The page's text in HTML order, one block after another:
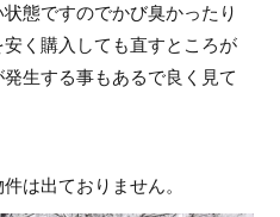
態ですのでかび臭かったり
く購入しても直すところが
生する事もあるで良く見て
は出ておりません。